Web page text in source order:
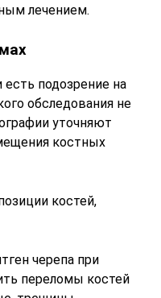
лечением.
есть подозрение на
обследования не
уточняют
костных
костей,
черепа при
переломы костей